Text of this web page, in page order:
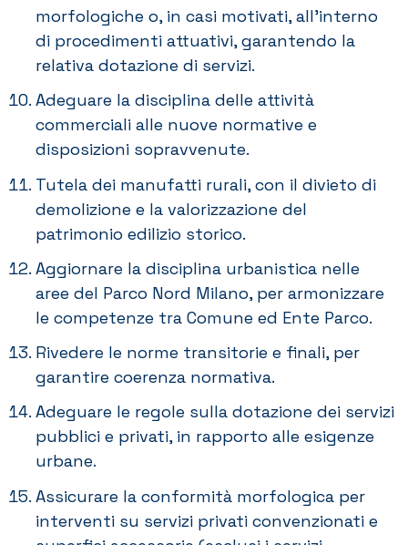
morfologiche o, in casi motivati, all’interno
di procedimenti attuativi, garantendo la
relativa dotazione di servizi.
Adeguare la disciplina delle attività
commerciali alle nuove normative e
disposizioni sopravvenute.
Tutela dei manufatti rurali, con il divieto di
demolizione e la valorizzazione del
patrimonio edilizio storico.
Aggiornare la disciplina urbanistica nelle
aree del Parco Nord Milano, per armonizzare
le competenze tra Comune ed Ente Parco.
Rivedere le norme transitorie e finali, per
garantire coerenza normativa.
Adeguare le regole sulla dotazione dei servizi
pubblici e privati, in rapporto alle esigenze
urbane.
Assicurare la conformità morfologica per
interventi su servizi privati convenzionati e